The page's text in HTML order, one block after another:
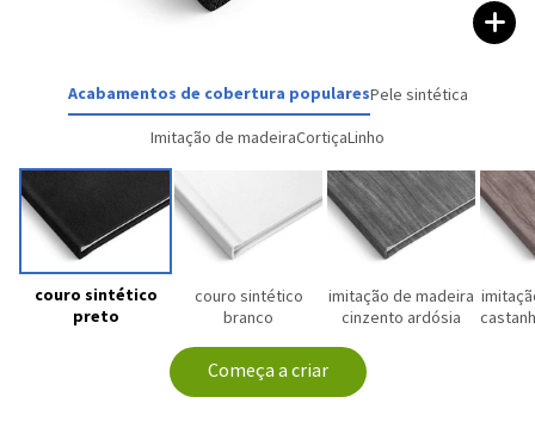
Acabamentos de cobertura popularesPele sintética
Imitação de madeiraCortiçaLinho
couro sintético
preto
couro sintético
branco
imitação de madeira
cinzento ardósia
Começa a criar